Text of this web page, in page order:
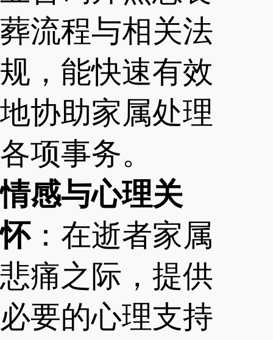
葬流程与相关法
规，能快速有效
地协助家属处理
各项事务。
情感与心理关
怀：在逝者家属
悲痛之际，提供
必要的心理支持